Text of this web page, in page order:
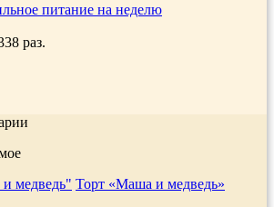
питание на неделю
раз.
Торт «Маша и медведь»